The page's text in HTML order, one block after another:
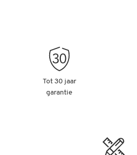
Tot 30 jaar
garantie